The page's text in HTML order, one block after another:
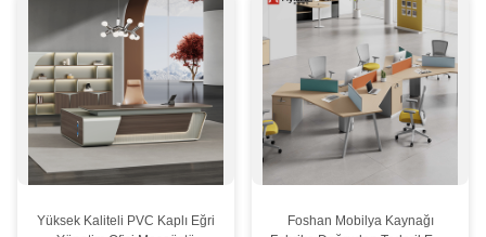
Yüksek Kaliteli PVC Kaplı Eğri
Foshan Mobilya Kaynağı